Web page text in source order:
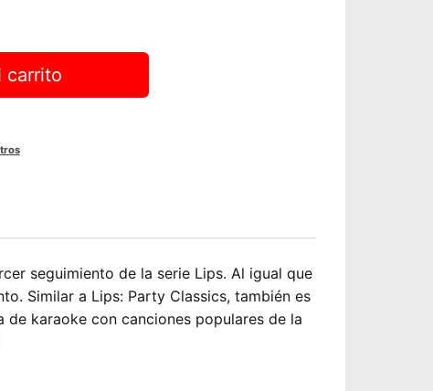
carrito
seguimiento de la serie Lips. Al igual que
Similar a Lips: Party Classics, también es
karaoke con canciones populares de la